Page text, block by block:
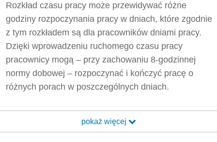
Rozkład czasu pracy może przewidywać różne
godziny rozpoczynania pracy w dniach, które zgodnie
z tym rozkładem są dla pracowników dniami pracy.
Dzięki wprowadzeniu ruchomego czasu pracy
pracownicy mogą – przy zachowaniu 8-godzinnej
normy dobowej – rozpoczynać i kończyć pracę o
różnych porach w poszczególnych dniach.
pokaż więcej